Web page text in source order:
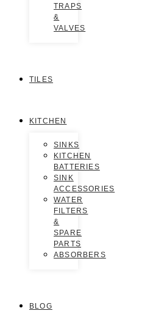
TRAPS
&
VALVES
TILES
KITCHEN
SINKS
KITCHEN
BATTERIES
SINK
ACCESSORIES
WATER
FILTERS
&
SPARE
PARTS
ABSORBERS
BLOG